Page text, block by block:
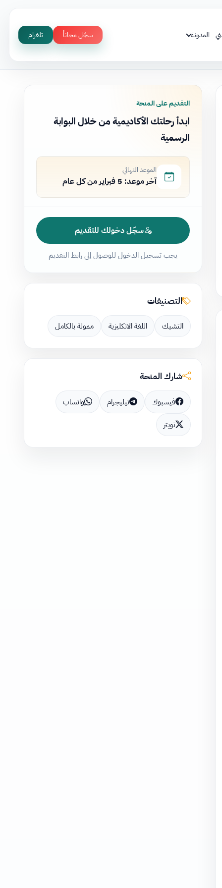
المدونة سجّل مجاناً تلغرام
التقديم على المنحة
ابدأ رحلتك الأكاديمية من خلال البوابة
الرسمية
الموعد النهائي
آخر موعد: 5 فبراير من كل عام
سجّل دخولك للتقديم
يجب تسجيل الدخول للوصول إلى رابط التقديم
التصنيفات
التشيك اللغة الانكليزية ممولة بالكامل
شارك المنحة
فيسبوك تيليجرام واتساب
تويتر